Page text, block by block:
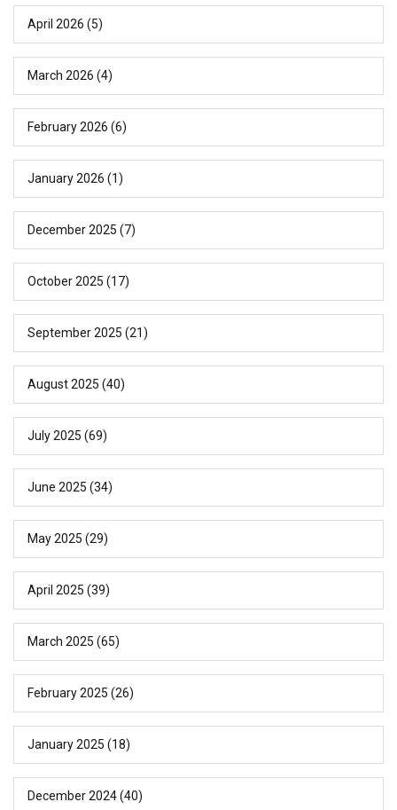
April 2026 (5)
March 2026 (4)
February 2026 (6)
January 2026 (1)
December 2025 (7)
October 2025 (17)
September 2025 (21)
August 2025 (40)
July 2025 (69)
June 2025 (34)
May 2025 (29)
April 2025 (39)
March 2025 (65)
February 2025 (26)
January 2025 (18)
December 2024(40)